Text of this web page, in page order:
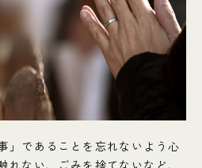
」であることを忘れないよう心
れない、ごみを捨てないなど、